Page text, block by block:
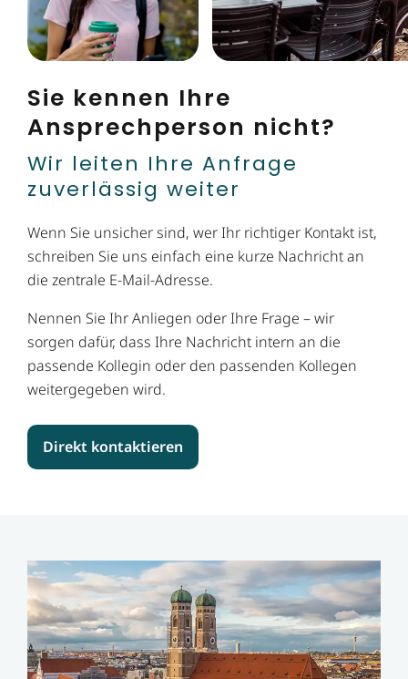
Sie kennen Ihre
Ansprechperson nicht?
Wir leiten Ihre Anfrage
zuverlässig weiter
Wenn Sie unsicher sind, wer Ihr richtiger Kontakt ist,
schreiben Sie uns einfach eine kurze Nachricht an
die zentrale E-Mail-Adresse.
Nennen Sie Ihr Anliegen oder Ihre Frage – wir
sorgen dafür, dass Ihre Nachricht intern an die
passende Kollegin oder den passenden Kollegen
weitergegeben wird.
Direkt kontaktieren